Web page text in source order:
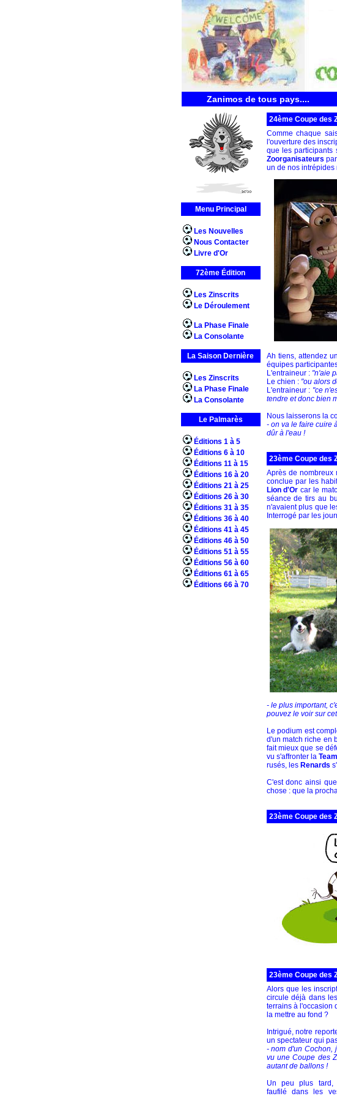
Zanimos de tous pays....
Menu Principal
Les Nouvelles
Nous Contacter
Livre d'Or
72ème Édition
Les Zinscrits
Le Déroulement
La Phase Finale
La Consolante
La Saison Dernière
Les Zinscrits
La Phase Finale
La Consolante
Le Palmarès
Éditions 1 à 5
Éditions 6 à 10
Éditions 11 à 15
Éditions 16 à 20
Éditions 21 à 25
Éditions 26 à 30
Éditions 31 à 35
Éditions 36 à 40
Éditions 41 à 45
Éditions 46 à 50
Éditions 51 à 55
Éditions 56 à 60
Éditions 61 à 65
Éditions 66 à 70
24ème Coupe des
Comme chaque
l'ouverture des
que les participants
Zoorganisateurs
un de nos intrépides
Ah tiens, attendez
équipes
L'entraineur : "n'aie
Le chien : "ou alors
L'entraineur : "ce
tendre et donc bien
Nous laisserons la
- on va le faire cuire
dûr à l'eau !
23ème Coupe des
Après de
conclue par les
Lion d'Or car le
séance de tirs au
n'avaient plus que
Interrogé par les
- le plus important,
pouvez le voir sur
Le podium est
d'un match riche en
fait mieux que se
vu s'affronter la
rusés, les Renards
C'est donc ainsi
chose : que la
23ème Coupe des
23ème Coupe des
Alors que les
circule déjà dans
terrains à l'occasion
la mettre au fond ?
Intrigué, notre
un spectateur qui
- nom d'un Cochon,
vu une Coupe des
autant de ballons !
Un peu plus tard,
faufilé dans les